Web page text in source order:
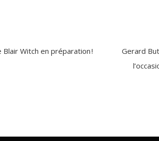
Gerard